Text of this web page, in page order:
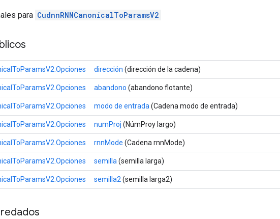
para CudnnRNNCanonicalToParamsV2
dirección (dirección de la cadena)
abandono (abandono flotante)
modo de entrada (Cadena modo de entrada)
numProj (NúmProy largo)
rnnMode (Cadena rnnMode)
semilla (semilla larga)
semilla2 (semilla larga2)